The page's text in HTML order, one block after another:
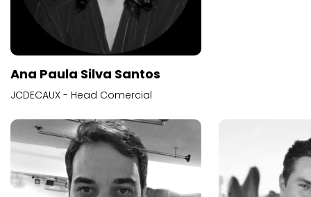
Ana Paula Silva Santos
JCDECAUX - Head Comercial